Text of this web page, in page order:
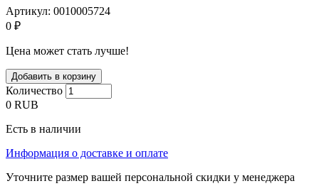
Артикул: 0010005724
0 ₽
Цена может стать лучше!
Количество
0 RUB
Есть в наличии
Информация о доставке и оплате
Уточните размер вашей персональной скидки у менеджера